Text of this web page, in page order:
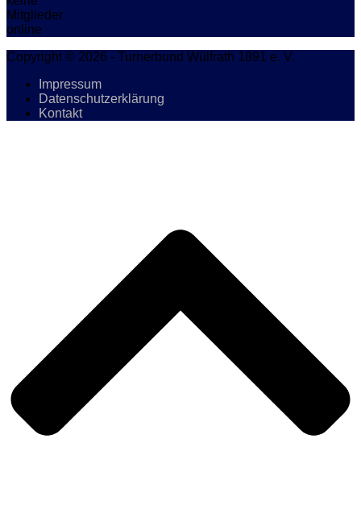
Mitglieder
online
Copyright © 2026 - Turnerbund Wülfrath 1891 e. V.
Impressum
Datenschutzerklärung
Kontakt